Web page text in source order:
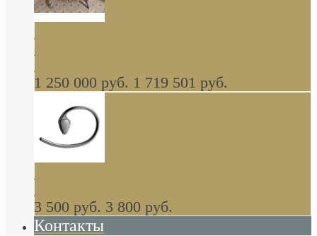
стиле барокко, из массива дерева, светло
коричневый матовый окрас + серебро
1 250 000 руб. 1 719 501 руб.
Khala Colombo аксессуары (серия) В
НАЛИЧИИ
3 500 руб. 3 800 руб.
Контакты